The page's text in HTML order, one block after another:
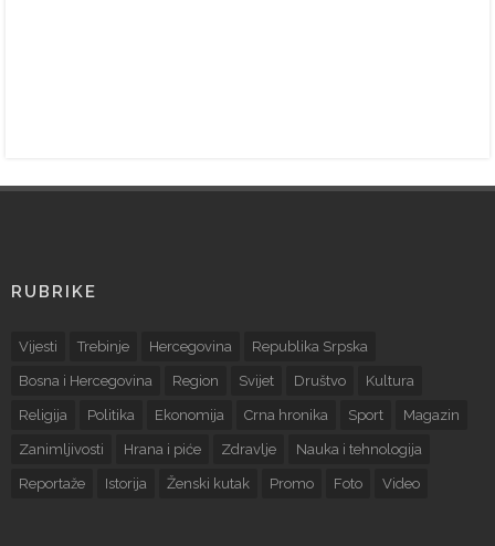
RUBRIKE
Vijesti Trebinje Hercegovina Republika Srpska
Bosna i Hercegovina Region Svijet Društvo Kultura
Religija Politika Ekonomija Crna hronika Sport Magazin
Zanimljivosti Hrana i piće Zdravlje Nauka i tehnologija
Reportaže Istorija Ženski kutak Promo Foto Video